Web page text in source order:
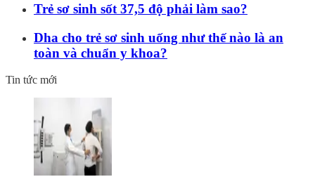
Trẻ sơ sinh sốt 37,5 độ phải làm sao?
Dha cho trẻ sơ sinh uống như thế nào là an
toàn và chuẩn y khoa?
Tin tức mới